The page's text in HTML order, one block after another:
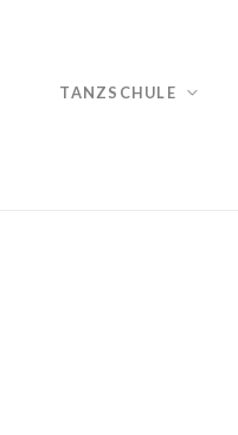
TANZSCHULE